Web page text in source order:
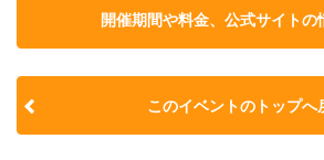
開催期間や料金、公式サイトの
このイベントのトップへ